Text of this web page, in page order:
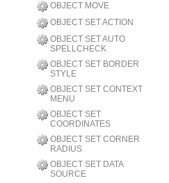
OBJECT MOVE
OBJECT SET ACTION
OBJECT SET AUTO
SPELLCHECK
OBJECT SET BORDER
STYLE
OBJECT SET CONTEXT
MENU
OBJECT SET
COORDINATES
OBJECT SET CORNER
RADIUS
OBJECT SET DATA
SOURCE